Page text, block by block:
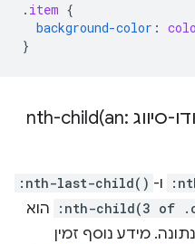
. item {
background-color :
}
nth-child(an
ו- :nth-last-child()
:nth-child(3 of
הוא
מידע נוסף זמין